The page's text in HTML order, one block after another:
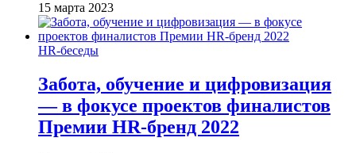
15 марта 2023
HR-беседы
Забота, обучение и цифровизация
— в фокусе проектов финалистов
Премии HR-бренд 2022